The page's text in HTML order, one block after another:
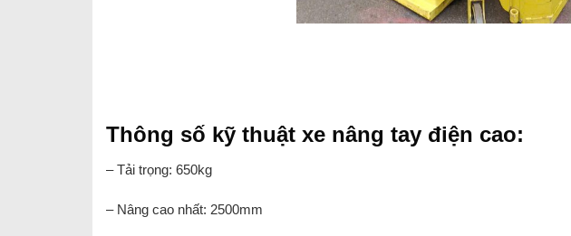
Thông số kỹ thuật xe nâng tay điện cao:
– Tải trọng: 650kg
– Nâng cao nhất: 2500mm